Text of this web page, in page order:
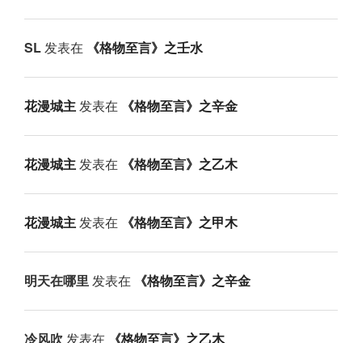
SL发表在 《格物至言》之壬水
花漫城主发表在 《格物至言》之辛金
花漫城主发表在 《格物至言》之乙木
花漫城主发表在 《格物至言》之甲木
明天在哪里发表在 《格物至言》之辛金
冷风吹 发表在 《格物至言》之乙木